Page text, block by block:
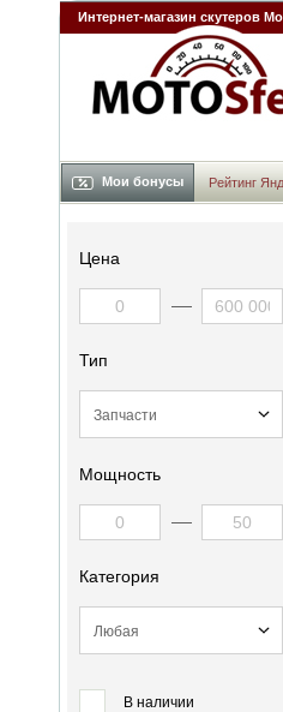
Интернет-магазин скутеров
Мои бонусы Рейтинг
Цена
Тип
Мощность
Категория
В наличии